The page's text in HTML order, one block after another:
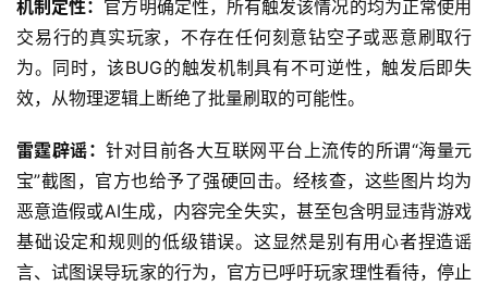
日
游
茶
对
接
会
上
机制定性： 官方明确定性，所有触发该情况的均为正常使用
交易行的真实玩家，不存在任何刻意钻空子或恶意刷取行
为。同时，该BUG的触发机制具有不可逆性，触发后即失
效，从物理逻辑上断绝了批量刷取的可能性。
雷霆辟谣：针对目前各大互联网平台上流传的所谓“海量元
宝”截图，官方也给予了强硬回击。经核查，这些图片均为
恶意造假或AI生成，内容完全失实，甚至包含明显违背游戏
基础设定和规则的低级错误。这显然是别有用心者捏造谣
言、试图误导玩家的行为，官方已呼吁玩家理性看待，停止